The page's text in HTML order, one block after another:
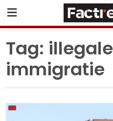
Tag: illegale
immigratie